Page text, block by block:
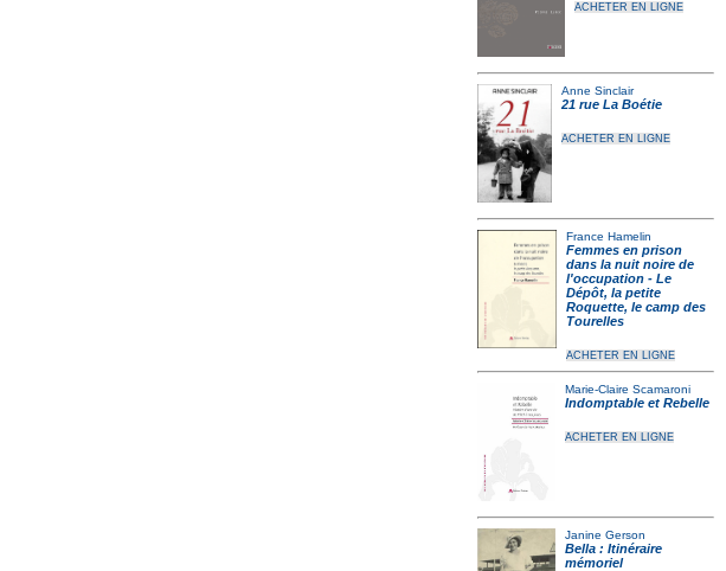
ACHETER EN LIGNE
Anne Sinclair
21 rue La Boétie
ACHETER EN LIGNE
France Hamelin
Femmes en prison
dans la nuit noire de
l'occupation - Le
Dépôt, la petite
Roquette, le camp des
Tourelles
ACHETER EN LIGNE
Marie-Claire Scamaroni
Indomptable et Rebelle
ACHETER EN LIGNE
Janine Gerson
Bella : Itinéraire
mémoriel